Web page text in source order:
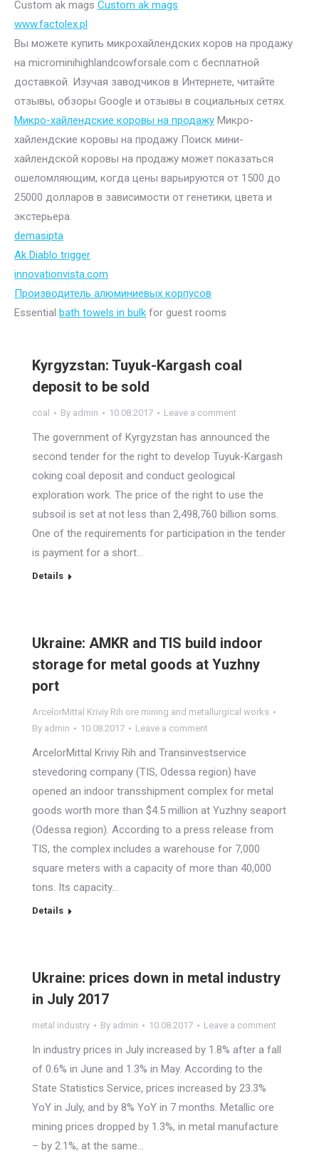
Custom ak mags Custom ak mags
www.factolex.pl
Вы можете купить микрохайлендских коров на продажу
на microminihighlandcowforsale.com с бесплатной
доставкой. Изучая заводчиков в Интернете, читайте
отзывы, обзоры Google и отзывы в социальных сетях.
Микро-хайлендские коровы на продажу Микро-
хайлендские коровы на продажу Поиск мини-
хайлендской коровы на продажу может показаться
ошеломляющим, когда цены варьируются от 1500 до
25000 долларов в зависимости от генетики, цвета и
экстерьера.
demasipta
Ak Diablo trigger
innovationvista.com
Производитель алюминиевых корпусов
Essential bath towels in bulk for guest rooms
Kyrgyzstan: Tuyuk-Kargash coal
deposit to be sold
coal By admin 10.08.2017 Leave a comment
The government of Kyrgyzstan has announced the
second tender for the right to develop Tuyuk-Kargash
coking coal deposit and conduct geological
exploration work. The price of the right to use the
subsoil is set at not less than 2,498,760 billion soms.
One of the requirements for participation in the tender
is payment for a short…
Details
Ukraine: AMKR and TIS build indoor
storage for metal goods at Yuzhny
port
ArcelorMittal Kriviy Rih ore mining and metallurgical works
By admin 10.08.2017 Leave a comment
ArcelorMittal Kriviy Rih and Transinvestservice
stevedoring company (TIS, Odessa region) have
opened an indoor transshipment complex for metal
goods worth more than $4.5 million at Yuzhny seaport
(Odessa region). According to a press release from
TIS, the complex includes a warehouse for 7,000
square meters with a capacity of more than 40,000
tons. Its capacity…
Details
Ukraine: prices down in metal industry
in July 2017
metal industry By admin 10.08.2017 Leave a comment
In industry prices in July increased by 1.8% after a fall
of 0.6% in June and 1.3% in May. According to the
State Statistics Service, prices increased by 23.3%
YoY in July, and by 8% YoY in 7 months. Metallic ore
mining prices dropped by 1.3%, in metal manufacture
– by 2.1%, at the same…